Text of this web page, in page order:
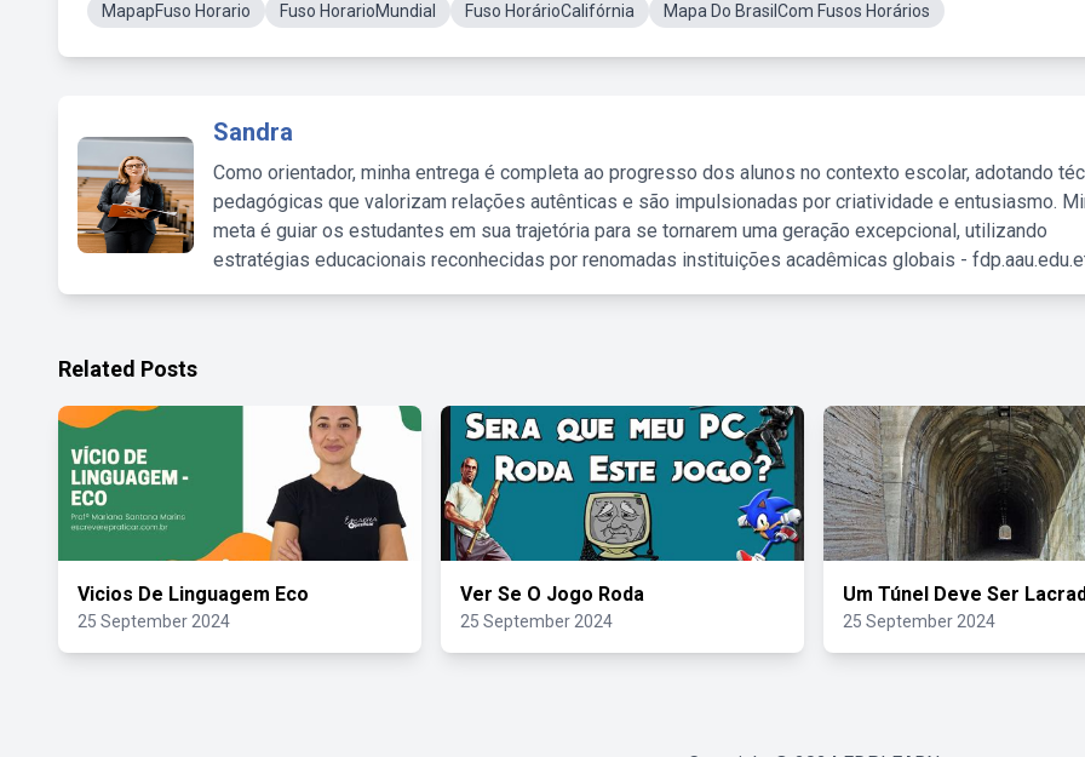
MapapFuso Horario
Fuso HorarioMundial Fuso HorárioCalifórnia Mapa Do BrasilCom Fusos Horários
Sandra
Como orientador, minha entrega é completa ao progresso dos alunos no contexto escolar, adotando
pedagógicas que valorizam relações autênticas e são impulsionadas por criatividade e entusiasmo.
meta é guiar os estudantes em sua trajetória para se tornarem uma geração excepcional, utilizando
estratégias educacionais reconhecidas por renomadas instituições acadêmicas globais -
Related Posts
Vicios De Linguagem Eco
25 September 2024
Ver Se O Jogo Roda
25 September 2024
Um Túnel Deve Ser
25 September 2024